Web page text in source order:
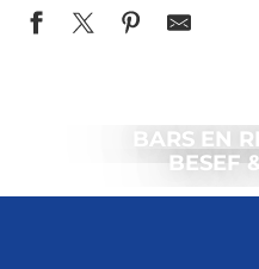
BARS EN
BESEF